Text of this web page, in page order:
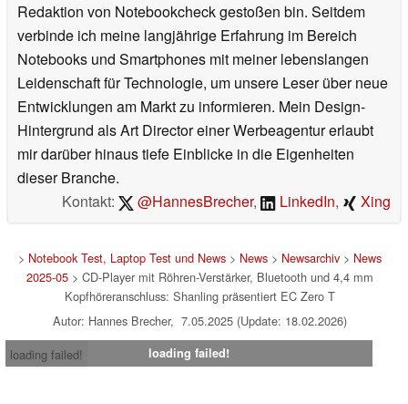
Redaktion von Notebookcheck gestoßen bin. Seitdem
verbinde ich meine langjährige Erfahrung im Bereich
Notebooks und Smartphones mit meiner lebenslangen
Leidenschaft für Technologie, um unsere Leser über neue
Entwicklungen am Markt zu informieren. Mein Design-
Hintergrund als Art Director einer Werbeagentur erlaubt
mir darüber hinaus tiefe Einblicke in die Eigenheiten
dieser Branche.
Kontakt:
@HannesBrecher, LinkedIn, Xing
> Notebook Test, Laptop Test und News> News> Newsarchiv> News
2025-05> CD-Player mit Röhren-Verstärker, Bluetooth und 4,4 mm
Kopfhöreranschluss: Shanling präsentiert EC Zero T
Autor: Hannes Brecher, 7.05.2025 (Update: 18.02.2026)
loading failed!
loading failed!